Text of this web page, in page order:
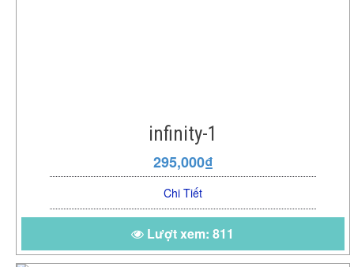
infinity-1
295,000₫
Chi Tiết
Lượt xem: 811